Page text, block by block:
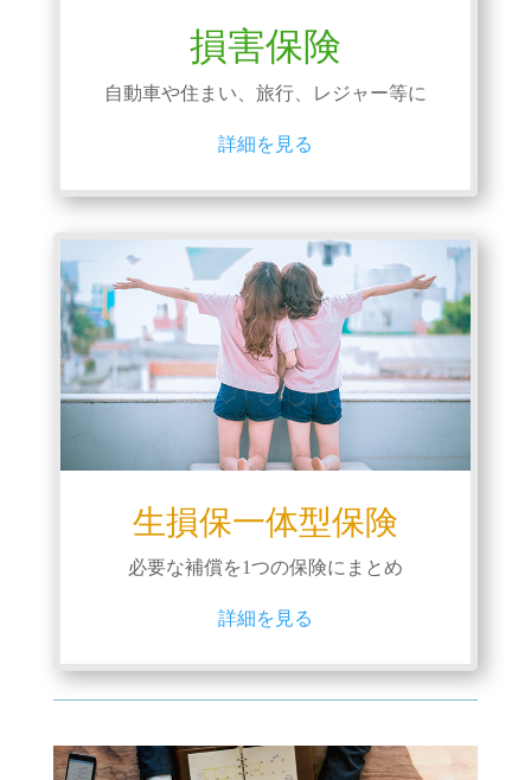
損害保険
自動車や住まい、旅行、レジャー等に
詳細を見る
生損保一体型保険
必要な補償を1つの保険にまとめ
詳細を見る